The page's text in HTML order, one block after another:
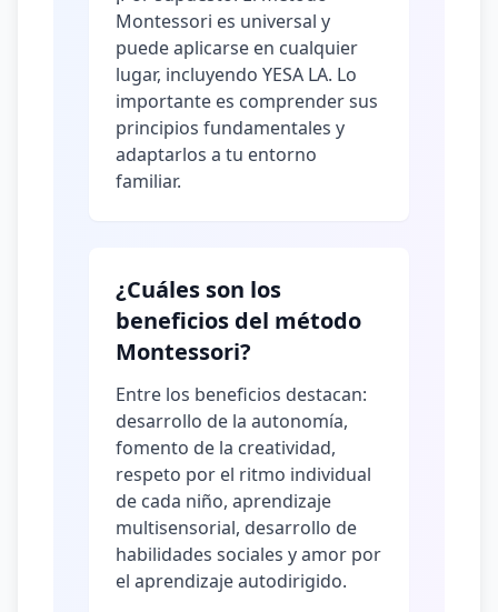
Montessori es universal y
puede aplicarse en cualquier
lugar, incluyendo YESA LA. Lo
importante es comprender sus
principios fundamentales y
adaptarlos a tu entorno
familiar.
¿Cuáles son los
beneficios del método
Montessori?
Entre los beneficios destacan:
desarrollo de la autonomía,
fomento de la creatividad,
respeto por el ritmo individual
de cada niño, aprendizaje
multisensorial, desarrollo de
habilidades sociales y amor por
el aprendizaje autodirigido.